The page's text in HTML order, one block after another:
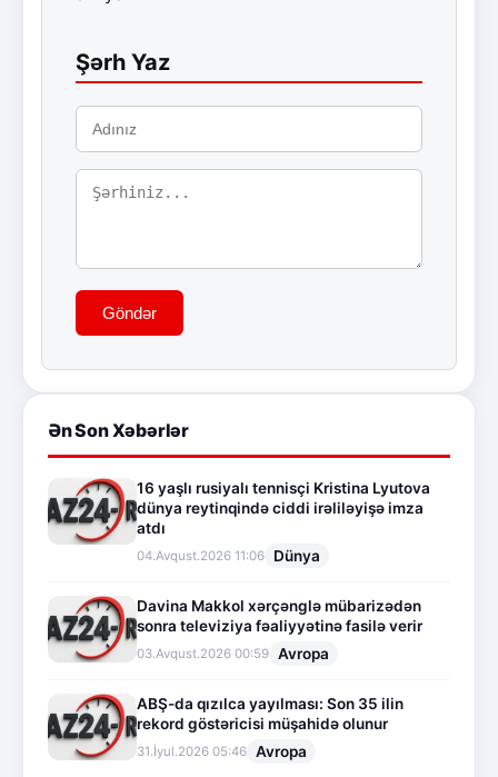
Şərh Yaz
Göndər
Ən Son Xəbərlər
16 yaşlı rusiyalı tennisçi Kristina Lyutova
dünya reytinqində ciddi irəliləyişə imza
atdı
04.Avqust.2026 11:06 Dünya
Davina Makkol xərçənglə mübarizədən
sonra televiziya fəaliyyətinə fasilə verir
03.Avqust.2026 00:59 Avropa
ABŞ-da qızılca yayılması: Son 35 ilin
rekord göstəricisi müşahidə olunur
31.İyul.2026 05:46 Avropa